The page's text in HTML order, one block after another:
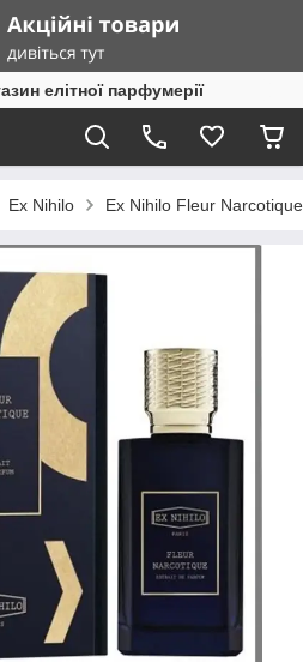
елітної парфумерії
Ex Nihilo Ex Nihilo Fleur